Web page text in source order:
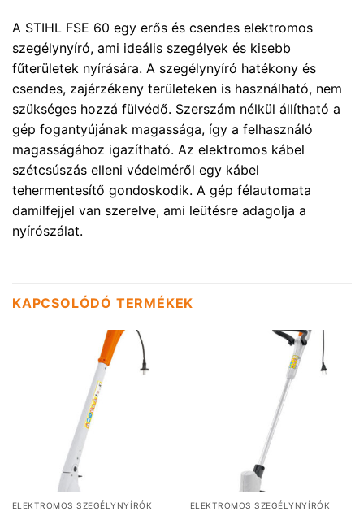
A STIHL FSE 60 egy erős és csendes elektromos
szegélynyíró, ami ideális szegélyek és kisebb
fűterületek nyírására. A szegélynyíró hatékony és
csendes, zajérzékeny területeken is használható, nem
szükséges hozzá fülvédő. Szerszám nélkül állítható a
gép fogantyújának magassága, így a felhasználó
magasságához igazítható. Az elektromos kábel
szétcsúszás elleni védelméről egy kábel
tehermentesítő gondoskodik. A gép félautomata
damilfejjel van szerelve, ami leütésre adagolja a
nyírószálat.
KAPCSOLÓDÓ TERMÉKEK
ELEKTROMOS SZEGÉLYNYÍRÓK ELEKTROMOS SZEGÉLYNYÍRÓK